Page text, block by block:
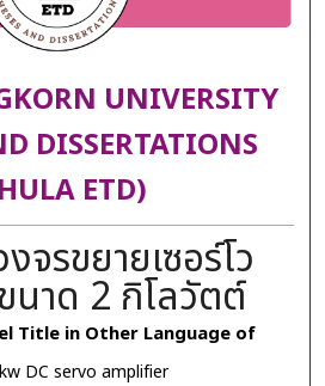
UNIVERSITY
DISSERTATIONS
ETD)
จรขยายเซอร์โว
นาด 2 กิโลวัตต์
Title in Other Language of
DC servo amplifier